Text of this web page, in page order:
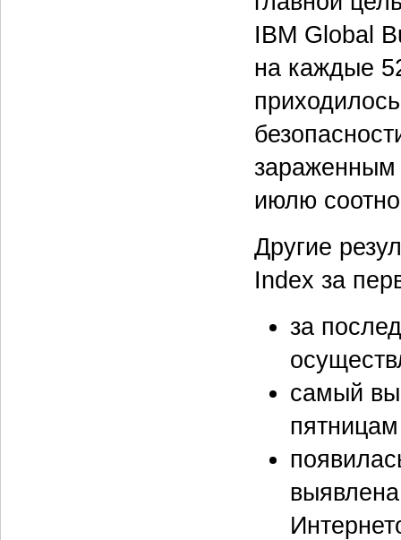
IBM Global
на каждые
июлю
Другие
Index за
за
самый